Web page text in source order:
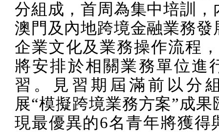
分組成，首周為集中培訓，
澳門及內地跨境金融業務發
企業文化及業務操作流程
將安排於相關業務單位進
習。見習期屆滿前以分
展“模擬跨境業務方案”成果
現最優異的6名青年將獲得